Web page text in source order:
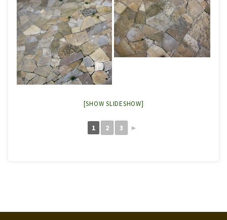
[SHOW SLIDESHOW]
1 2 3 ►